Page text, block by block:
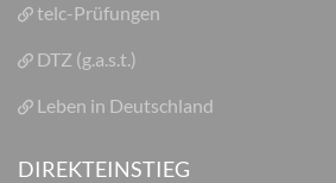
telc-Prüfungen
DTZ (g.a.s.t.)
Leben in Deutschland
DIREKTEINSTIEG